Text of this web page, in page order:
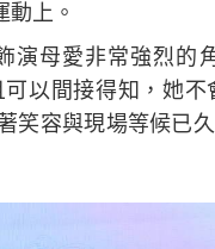
上。
演母愛非常強烈的
以間接得知，她
笑容與現場等候已